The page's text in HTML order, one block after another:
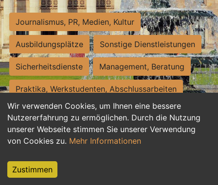
Wir verwenden Cookies, um Ihnen eine bessere
Nutzererfahrung zu ermöglichen. Durch die Nutzung
unserer Webseite stimmen Sie unserer Verwendung
von Cookies zu. Mehr Informationen
Zustimmen
Journalismus, PR, Medien, Kultur
Ausbildungsplätze Sonstige Dienstleistungen
Sicherheitsdienste Management, Beratung
Praktika, Werkstudenten, Abschlussarbeiten
Personalwesen Assistenz, Sekretariat
Hilfskräfte, Aushilfs- und Nebenjobs
Weiterbildung, Studium, duale Ausbildung